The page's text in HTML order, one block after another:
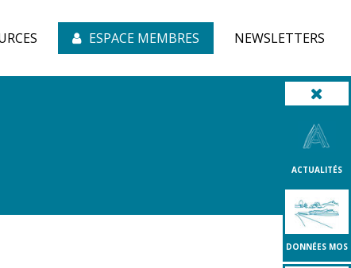
ESPACE MEMBRES NEWSLETTERS
ACTUALITÉS
DONNÉES MOS